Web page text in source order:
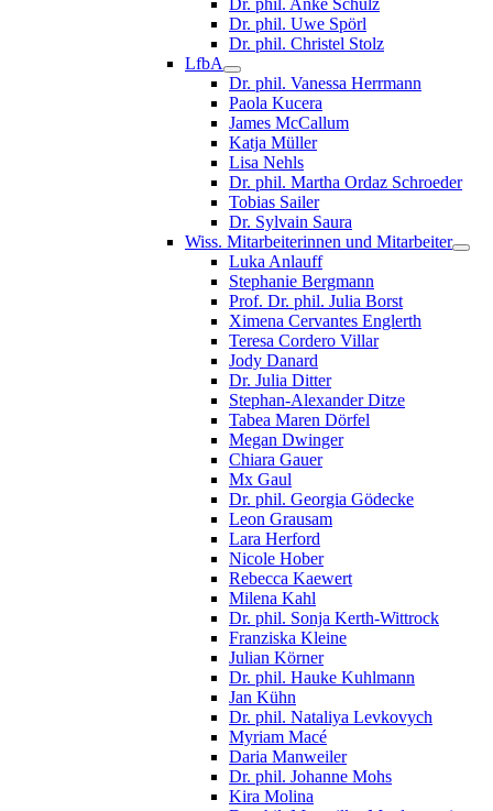
Dr. phil. Uwe Spörl
Dr. phil. Christel Stolz
LfbA
Dr. phil. Vanessa Herrmann
Paola Kucera
James McCallum
Katja Müller
Lisa Nehls
Dr. phil. Martha Ordaz Schroeder
Tobias Sailer
Dr. Sylvain Saura
Wiss. Mitarbeiterinnen und Mitarbeiter
Luka Anlauff
Stephanie Bergmann
Prof. Dr. phil. Julia Borst
Ximena Cervantes Englerth
Teresa Cordero Villar
Jody Danard
Dr. Julia Ditter
Stephan-Alexander Ditze
Tabea Maren Dörfel
Megan Dwinger
Chiara Gauer
Mx Gaul
Dr. phil. Georgia Gödecke
Leon Grausam
Lara Herford
Nicole Hober
Rebecca Kaewert
Milena Kahl
Dr. phil. Sonja Kerth-Wittrock
Franziska Kleine
Julian Körner
Dr. phil. Hauke Kuhlmann
Jan Kühn
Dr. phil. Nataliya Levkovych
Myriam Macé
Daria Manweiler
Dr. phil. Johanne Mohs
Kira Molina